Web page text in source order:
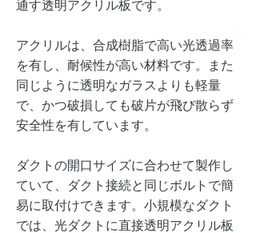
通す透明アクリル板です。
アクリルは、合成樹脂で高い光透過率
を有し、耐候性が高い材料です。また
同じように透明なガラスよりも軽量
で、かつ破損しても破片が飛び散らず
安全性を有しています。
ダクトの開口サイズに合わせて製作し
ていて、ダクト接続と同じボルトで簡
易に取付けできます。小規模なダクト
では、光ダクトに直接透明アクリル板